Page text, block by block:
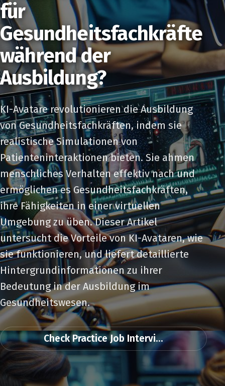
für
Gesundheitsfachkräfte
während der
Ausbildung?
KI-Avatare revolutionieren die Ausbildung
von Gesundheitsfachkräften, indem sie
realistische Simulationen von
Patienteninteraktionen bieten. Sie ahmen
menschliches Verhalten effektiv nach und
ermöglichen es Gesundheitsfachkräften,
ihre Fähigkeiten in einer virtuellen
Umgebung zu üben. Dieser Artikel
untersucht die Vorteile von KI-Avataren, wie
sie funktionieren, und liefert detaillierte
Hintergrundinformationen zu ihrer
Bedeutung in der Ausbildung im
Gesundheitswesen.
Check Practice Job Intervi...